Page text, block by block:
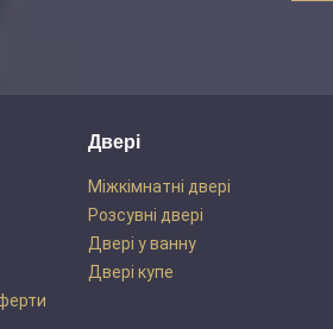
Двері
Міжкімнатні двері
Розсувні двері
Двері у ванну
Двері купе